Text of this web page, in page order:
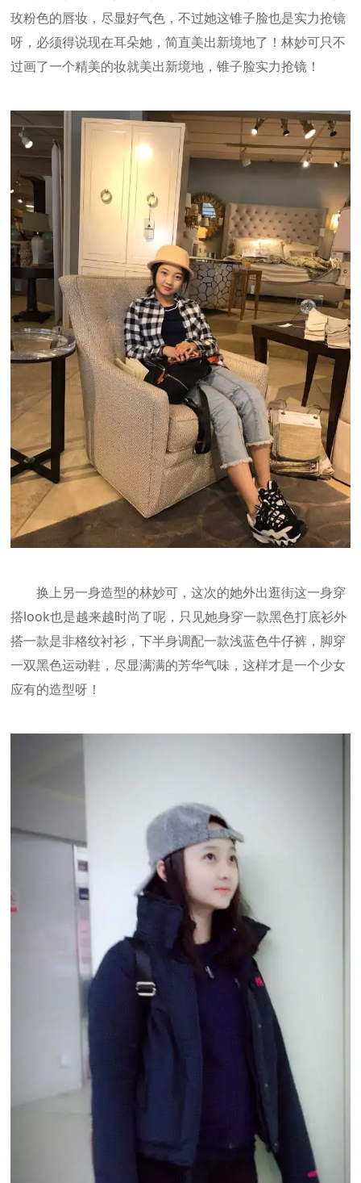
玫粉色的唇妆，尽显好气色，不过她这锥子脸也是实力抢镜
呀，必须得说现在耳朵她，简直美出新境地了！林妙可只不
过画了一个精美的妆就美出新境地，锥子脸实力抢镜！
换上另一身造型的林妙可，这次的她外出逛街这一身穿
搭look也是越来越时尚了呢，只见她身穿一款黑色打底衫外
搭一款是非格纹衬衫，下半身调配一款浅蓝色牛仔裤，脚穿
一双黑色运动鞋，尽显满满的芳华气味，这样才是一个少女
应有的造型呀！